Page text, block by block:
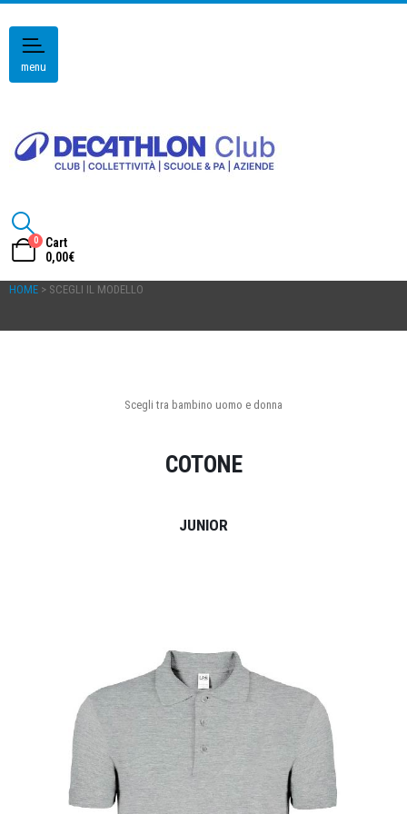
menu
0
Cart
0,00€
HOME > SCEGLI IL MODELLO
Scegli tra bambino uomo e donna
COTONE
JUNIOR